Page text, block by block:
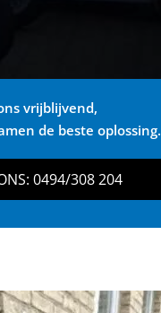
vrijblijvend,
de beste oplossing.
0494/308 204